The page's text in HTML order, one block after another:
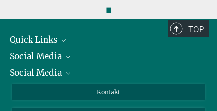
◼
TOP
Quick Links
Präsident
Zahlen und Fakten
Social Media
Bluesky
Social Media
Instagram
Kontakt